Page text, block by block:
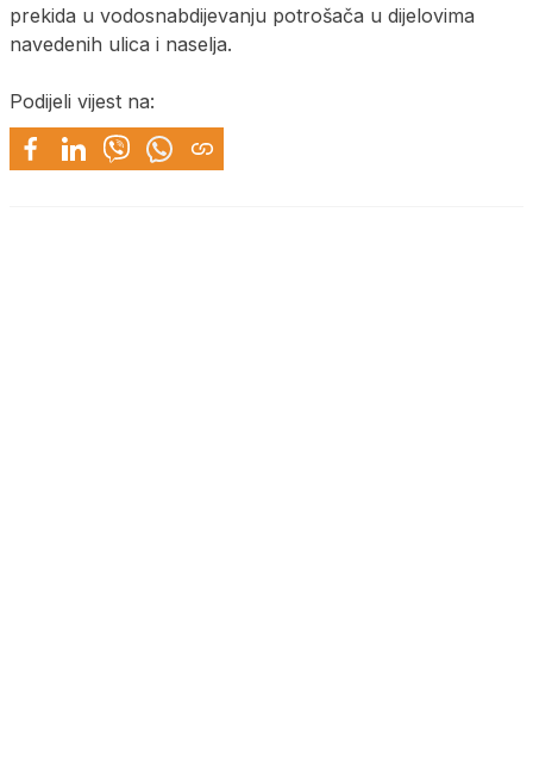
prekida u vodosnabdijevanju potrošača u dijelovima
navedenih ulica i naselja.
Podijeli vijest na: